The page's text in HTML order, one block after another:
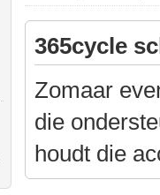
365cycle
Zomaar
die
houdt die